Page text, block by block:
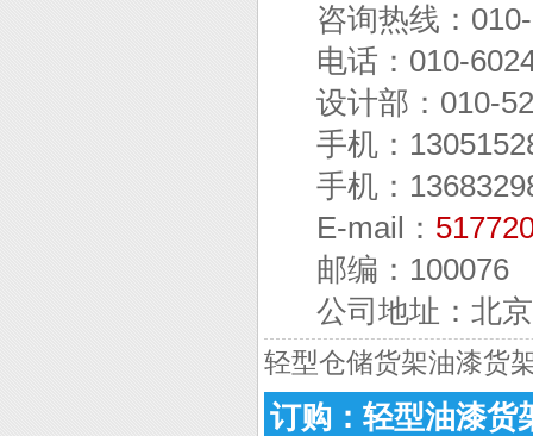
咨询热线：010-
电话：010-
设计部：010-
手机：
手机：
E-mail：
邮编：100076
公司地址：北京
轻型仓储货架油漆货
订购：轻型油漆货